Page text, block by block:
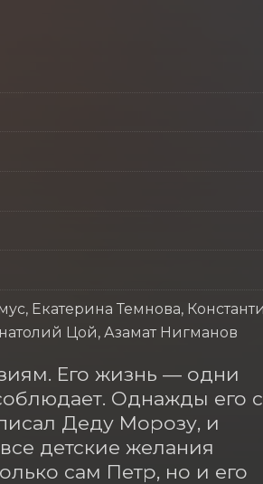
Екатерина Темнова,
Цой, Азамат Нигманов
Его жизнь — одни
Однажды его
Деду Морозу, и
детские желания
сам Петр, но и его